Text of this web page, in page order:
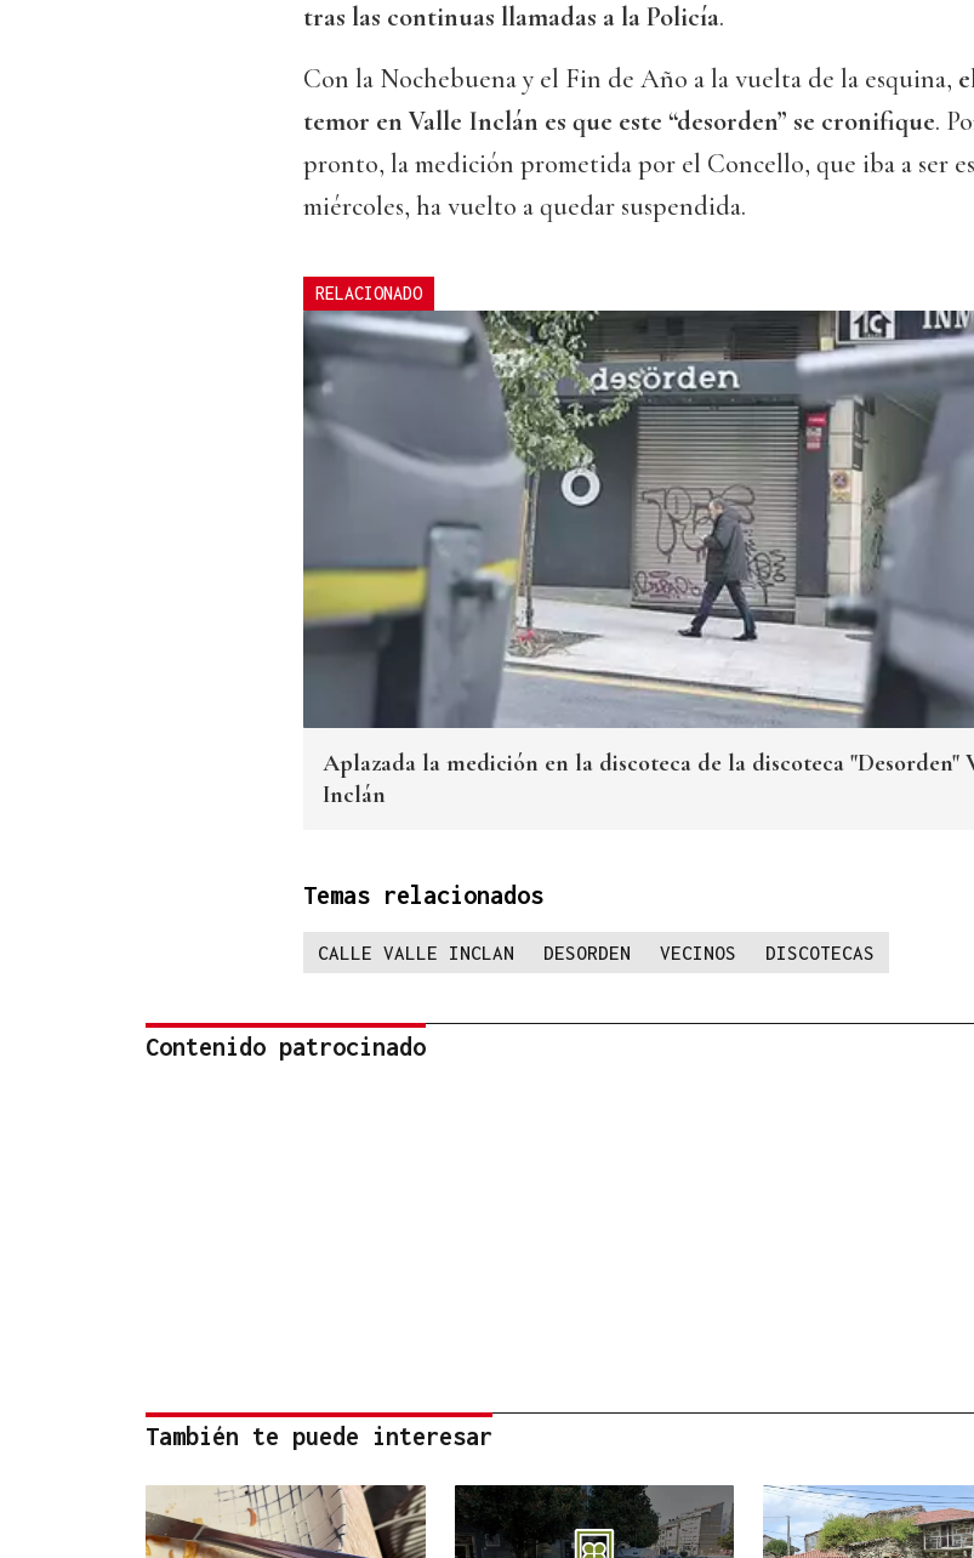
tras las continuas llamadas a la Policía.
Con la Nochebuena y el Fin de Año a la vuelta de la esquina,
temor en Valle Inclán es que este “desorden” se cronifique.
pronto, la medición prometida por el Concello, que iba a ser
miércoles, ha vuelto a quedar suspendida.
RELACIONADO
Aplazada la medición en la discoteca de la discoteca "Desorden"
Inclán
Temas relacionados
CALLE VALLE INCLAN DESORDEN VECINOS DISCOTECAS
Contenido patrocinado
También te puede interesar